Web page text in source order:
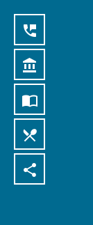
perm_phone_msg
account_balance
import_contacts
local_dining
share